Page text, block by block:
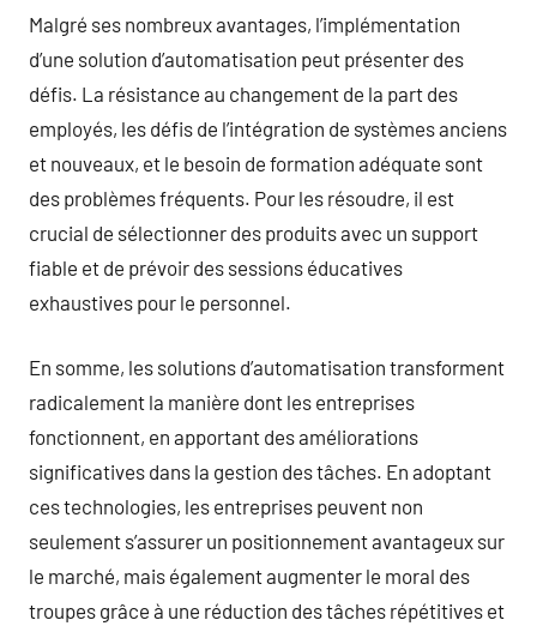
Malgré ses nombreux avantages, l’implémentation
d’une solution d’automatisation peut présenter des
défis. La résistance au changement de la part des
employés, les défis de l’intégration de systèmes anciens
et nouveaux, et le besoin de formation adéquate sont
des problèmes fréquents. Pour les résoudre, il est
crucial de sélectionner des produits avec un support
fiable et de prévoir des sessions éducatives
exhaustives pour le personnel.
En somme, les solutions d’automatisation transforment
radicalement la manière dont les entreprises
fonctionnent, en apportant des améliorations
significatives dans la gestion des tâches. En adoptant
ces technologies, les entreprises peuvent non
seulement s’assurer un positionnement avantageux sur
le marché, mais également augmenter le moral des
troupes grâce à une réduction des tâches répétitives et